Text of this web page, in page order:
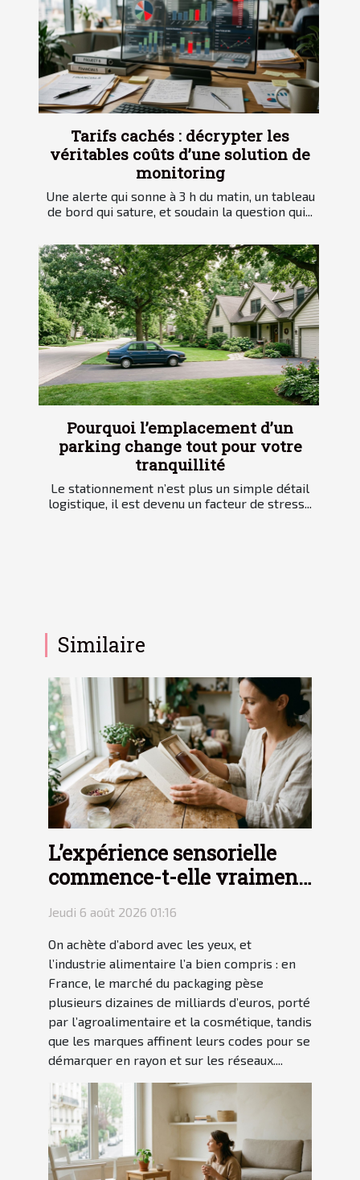
Tarifs cachés : décrypter les
véritables coûts d’une solution de
monitoring
Une alerte qui sonne à 3 h du matin, un tableau
de bord qui sature, et soudain la question qui...
Pourquoi l’emplacement d’un
parking change tout pour votre
tranquillité
Le stationnement n’est plus un simple détail
logistique, il est devenu un facteur de stress...
Similaire
L’expérience sensorielle
commence-t-elle vraiment
avec le packaging ?
Jeudi 6 août 2026 01:16
On achète d’abord avec les yeux, et
l’industrie alimentaire l’a bien compris : en
France, le marché du packaging pèse
plusieurs dizaines de milliards d’euros, porté
par l’agroalimentaire et la cosmétique, tandis
que les marques affinent leurs codes pour se
démarquer en rayon et sur les réseaux....